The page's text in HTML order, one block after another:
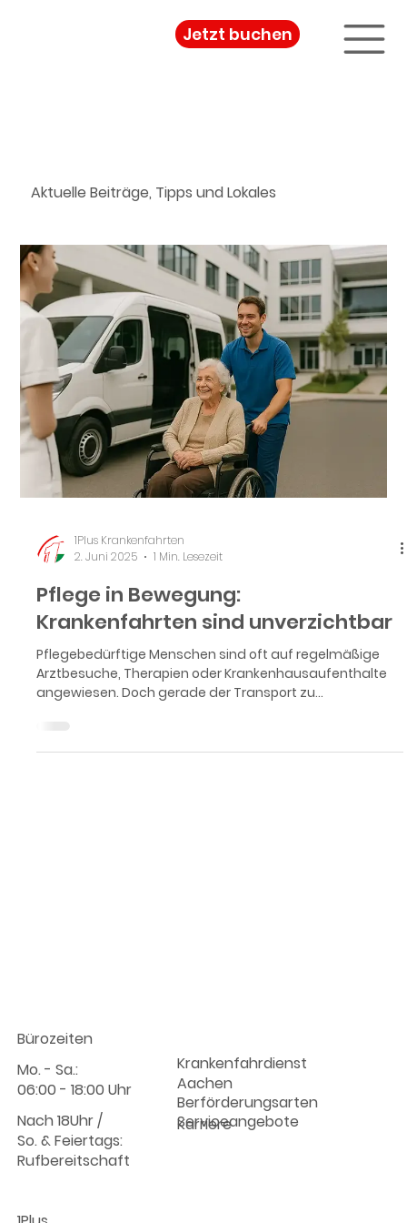
Jetzt buchen
Aktuelle Beiträge, Tipps und Lokales
1Plus Krankenfahrten
2. Juni 2025
1 Min. Lesezeit
Pflege in Bewegung:
Krankenfahrten sind unverzichtbar
Pflegebedürftige Menschen sind oft auf regelmäßige
Arztbesuche, Therapien oder Krankenhausaufenthalte
angewiesen. Doch gerade der Transport zu
Bürozeiten
Mo. - Sa.:
06:00 - 18:00 Uhr
Nach 18Uhr /
So. & Feiertags:
Rufbereitschaft
Krankenfahrdienst
Aachen
Berförderungsarten
Serviceangebote
Karriere